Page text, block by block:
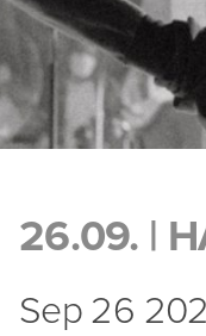
26.09. |
Sep 26